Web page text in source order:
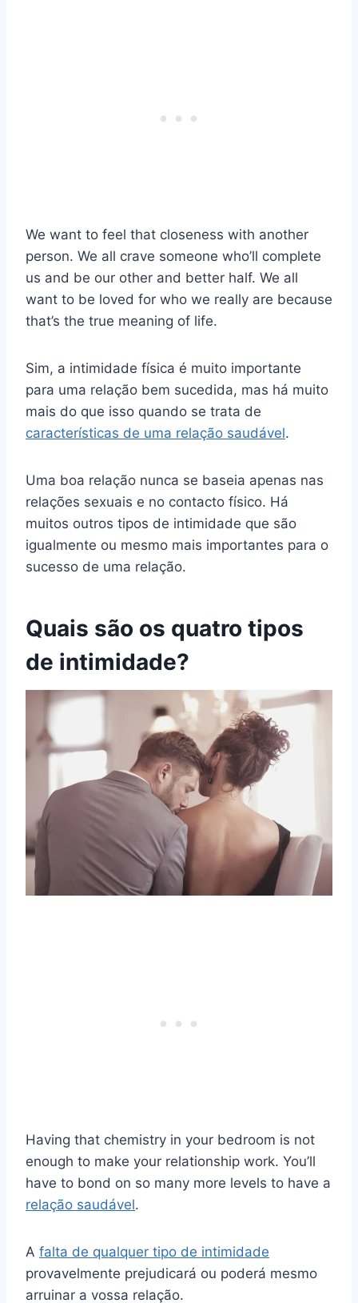
We want to feel that closeness with another
person. We all crave someone who’ll complete
us and be our other and better half. We all
want to be loved for who we really are because
that’s the true meaning of life.
Sim, a intimidade física é muito importante
para uma relação bem sucedida, mas há muito
mais do que isso quando se trata de
características de uma relação saudável.
Uma boa relação nunca se baseia apenas nas
relações sexuais e no contacto físico. Há
muitos outros tipos de intimidade que são
igualmente ou mesmo mais importantes para o
sucesso de uma relação.
Quais são os quatro tipos
de intimidade?
Having that chemistry in your bedroom is not
enough to make your relationship work. You’ll
have to bond on so many more levels to have a
relação saudável.
A falta de qualquer tipo de intimidade
provavelmente prejudicará ou poderá mesmo
arruinar a vossa relação.